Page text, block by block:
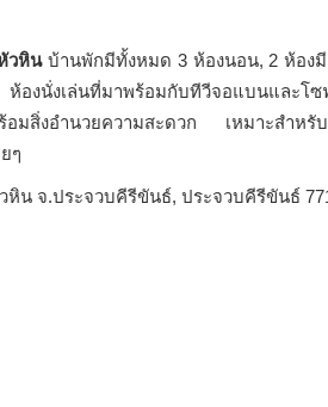
วหินบ้านพักมีทั้งหมด 3 ห้องนอน, 2 ห้องมี
ห้องนั่งเล่นที่มาพร้อมกับทีวีจอแบนและโซ
มสิ่งอำนวยความสะดวก เหมาะสำหรั
ๆ
น จ.ประจวบคีรีขันธ์, ประจวบคีรีขันธ์